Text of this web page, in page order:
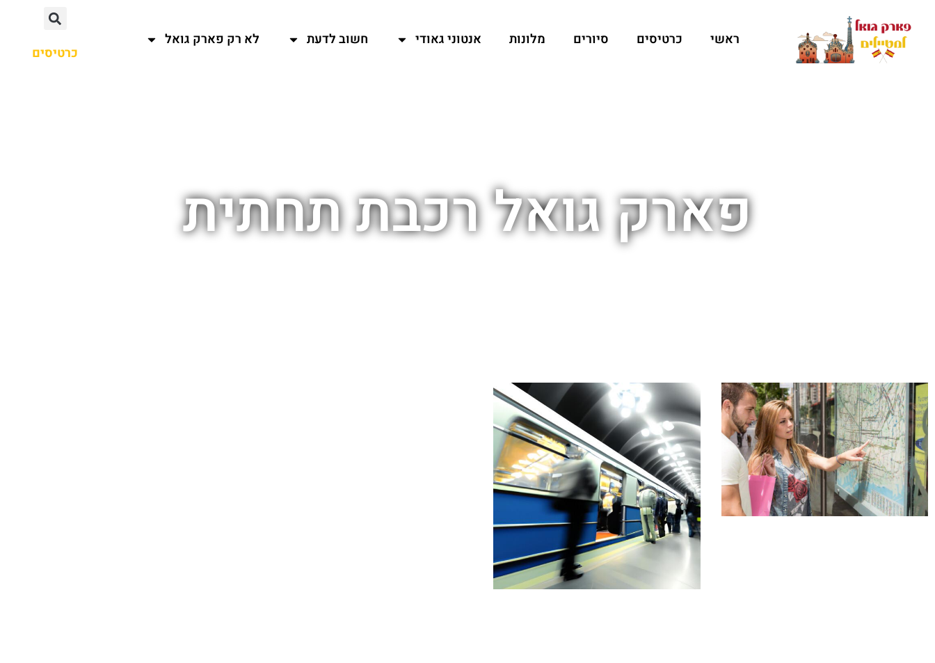
ראשי כרטיסים סיורים מלונות אנטוני גאודי חשוב לדעת לא רק פארק גואל
כרטיסים
פארק גואל רכבת תחתית